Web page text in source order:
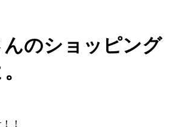
のショッピング
！